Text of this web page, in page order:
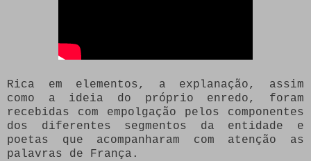
Rica em elementos, a explanação, assim
como a ideia do próprio enredo, foram
recebidas com empolgação pelos componentes
dos diferentes segmentos da entidade e
poetas que acompanharam com atenção as
palavras de França.